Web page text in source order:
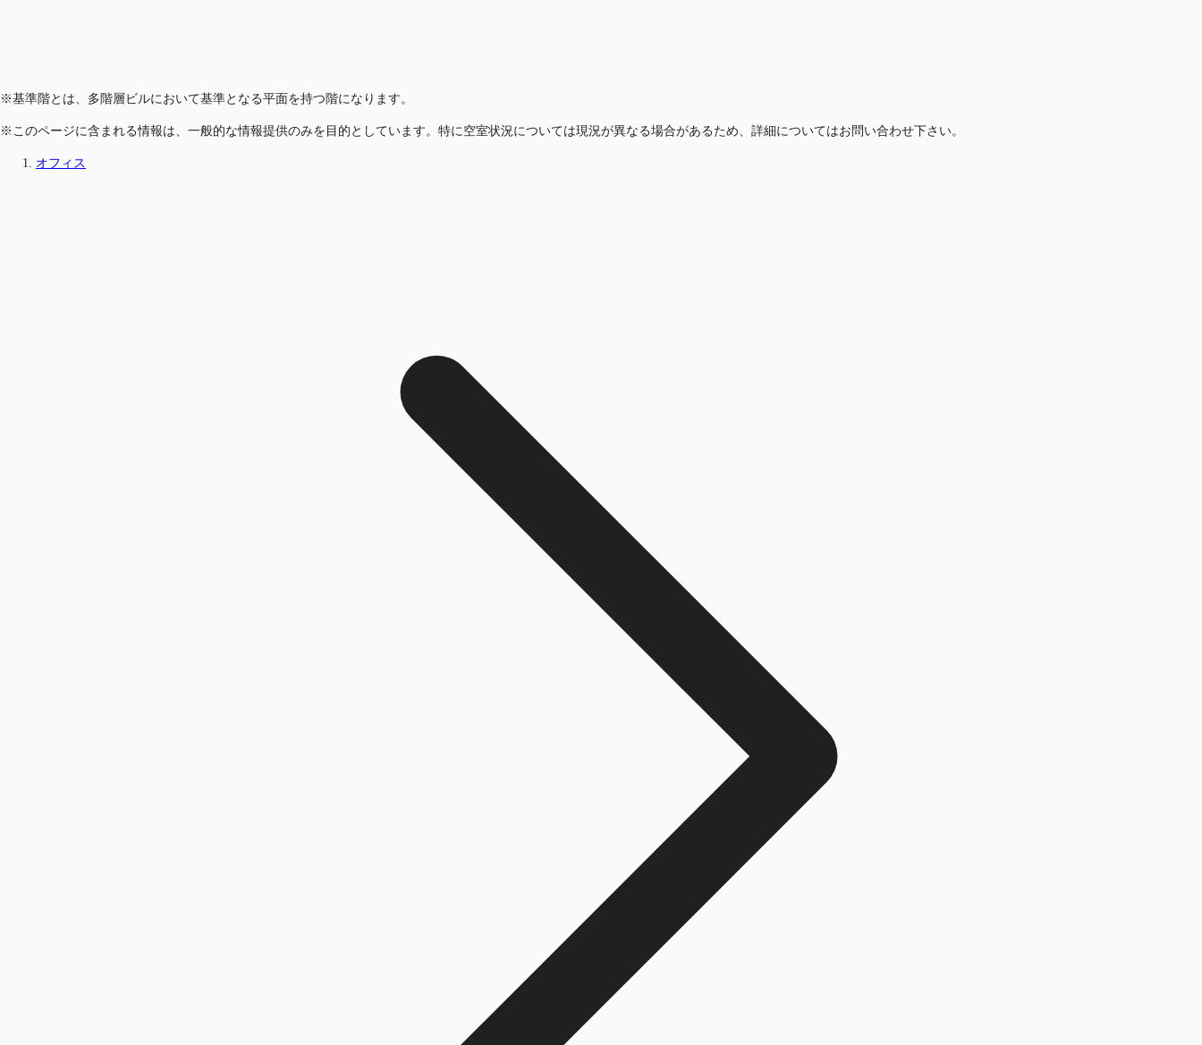
※基準階とは、多階層ビルにおいて基準となる平面を持つ階になります。
※このページに含まれる情報は、一般的な情報提供のみを目的としています。特に空室状況については現況が異なる場合があるため、詳細についてはお問い合わせ下さい。
オフィス